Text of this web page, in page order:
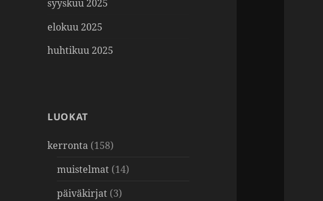
syyskuu 2025
elokuu 2025
huhtikuu 2025
LUOKAT
kerronta (158)
muistelmat (14)
päiväkirjat (3)